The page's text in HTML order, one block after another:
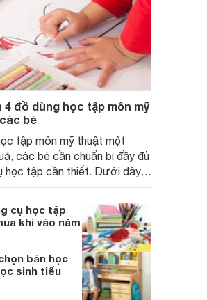
4 đồ dùng học tập môn mỹ
bé
tập môn mỹ thuật một
các bé cần chuẩn bị đầy đủ
học tập cần thiết. Dưới đây
những đồ dùng học tập môn
cụ học tập
khi vào năm
bàn học
sinh tiểu